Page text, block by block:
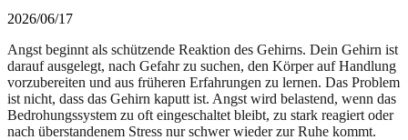
2026/06/17
Angst beginnt als schützende Reaktion des Gehirns. Dein Gehirn ist
darauf ausgelegt, nach Gefahr zu suchen, den Körper auf Handlung
vorzubereiten und aus früheren Erfahrungen zu lernen. Das Problem
ist nicht, dass das Gehirn kaputt ist. Angst wird belastend, wenn das
Bedrohungssystem zu oft eingeschaltet bleibt, zu stark reagiert oder
nach überstandenem Stress nur schwer wieder zur Ruhe kommt.